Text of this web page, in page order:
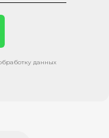
данных